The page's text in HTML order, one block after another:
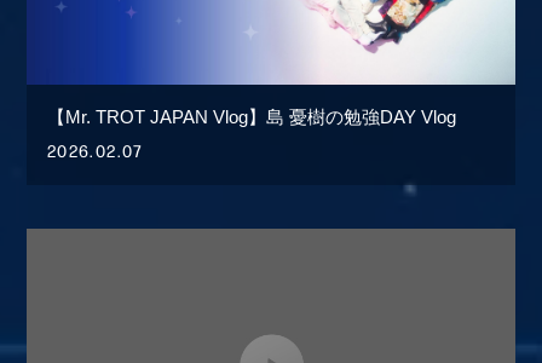
【Mr. TROT JAPAN Vlog】島 憂樹の勉強DAY Vlog
2026.02.07